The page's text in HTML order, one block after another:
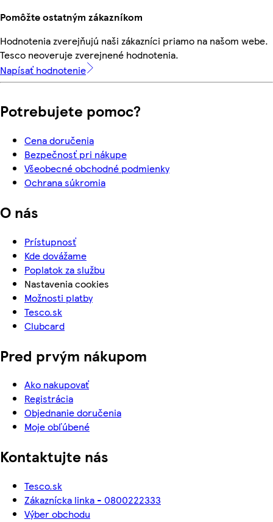
Pomôžte ostatným zákazníkom
Hodnotenia zverejňujú naši zákazníci priamo na našom webe.
Tesco neoveruje zverejnené hodnotenia.
Napísať hodnotenie
Potrebujete pomoc?
Cena doručenia
Bezpečnosť pri nákupe
Všeobecné obchodné podmienky
Ochrana súkromia
O nás
Prístupnosť
Kde dovážame
Poplatok za službu
Nastavenia cookies
Možnosti platby
Tesco.sk
Clubcard
Pred prvým nákupom
Ako nakupovať
Registrácia
Objednanie doručenia
Moje obľúbené
Kontaktujte nás
Tesco.sk
Zákaznícka linka - 0800222333
Výber obchodu